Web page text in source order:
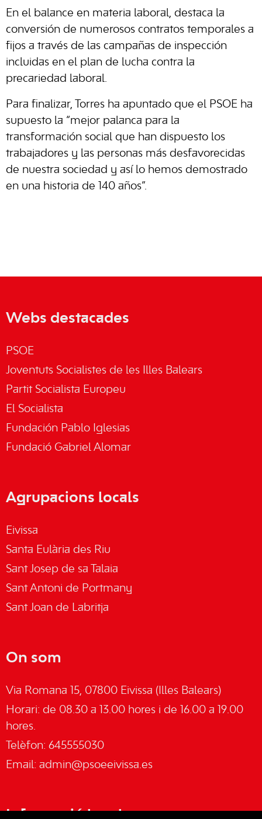
En el balance en materia laboral, destaca la
conversión de numerosos contratos temporales a
fijos a través de las campañas de inspección
incluidas en el plan de lucha contra la
precariedad laboral.
Para finalizar, Torres ha apuntado que el PSOE ha
supuesto la “mejor palanca para la
transformación social que han dispuesto los
trabajadores y las personas más desfavorecidas
de nuestra sociedad y así lo hemos demostrado
en una historia de 140 años”.
Webs destacades
PSOE
Joventuts Socialistes de les Illes Balears
Partit Socialista Europeu
El Socialista
Fundación Pablo Iglesias
Fundació Gabriel Alomar
Agrupacions locals
Eivissa
Santa Eulària des Riu
Sant Josep de sa Talaia
Sant Antoni de Portmany
Sant Joan de Labritja
On som
Via Romana 15, 07800 Eivissa (Illes Balears)
Horari: de 08.30 a 13.00 hores i de 16.00 a 19.00
hores.
Telèfon: 645555030
Email: admin@psoeeivissa.es
Informació legal